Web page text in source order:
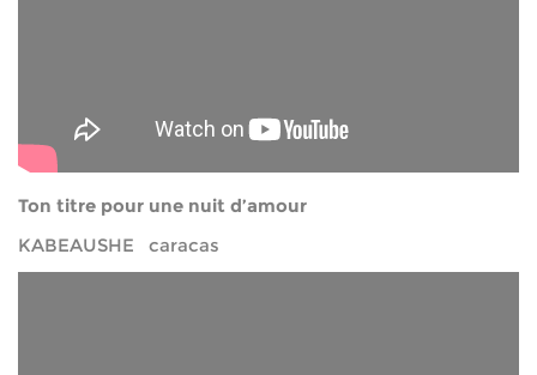
Ton titre pour une nuit d’amour
KABEAUSHE caracas